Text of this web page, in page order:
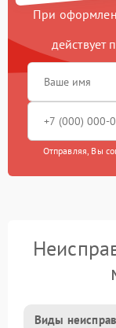
При
действует
Отправляя, Вы
Виды